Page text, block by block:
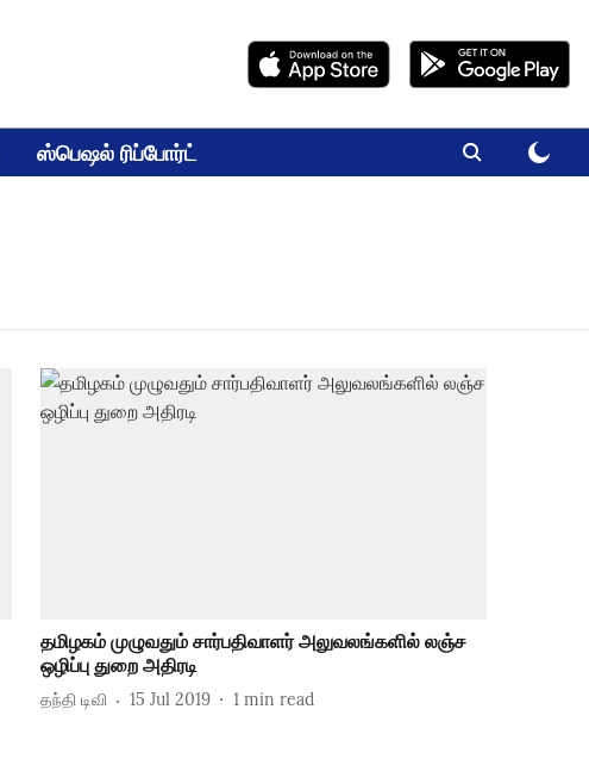
ஸ்பெஷல் ரிப்போர்ட்
தமிழகம் முழுவதும் சார்பதிவாளர் அலுவலங்களில் லஞ்ச
ஒழிப்பு துறை அதிரடி
தந்தி டிவி 15 Jul 2019 1 min read